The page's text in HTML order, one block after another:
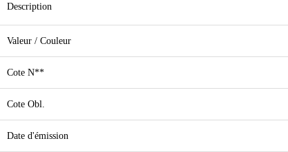
Description
Valeur / Couleur
Cote N**
Cote Obl.
Date d'émission